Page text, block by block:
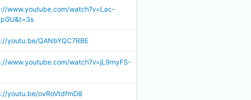
www.youtube.com/watch?v=Lac-
youtu.be/QANbYQC7RBE
www.youtube.com/watch?v=jL9myFS-
youtu.be/ovRoVtdfmD8